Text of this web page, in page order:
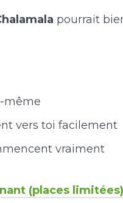
pourrait
même
vers toi facilement
vraiment
(places limitées)